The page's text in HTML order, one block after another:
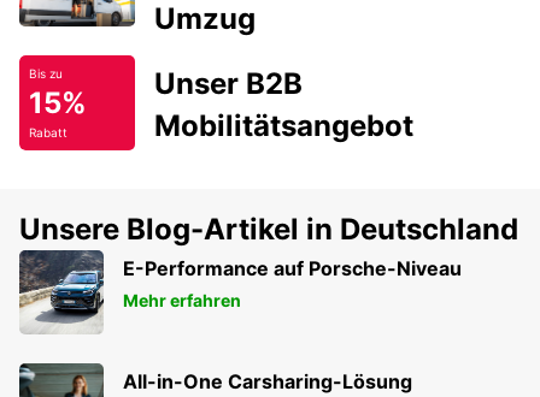
Umzug
Bis zu
15%
Rabatt
Unser B2B
Mobilitätsangebot
Unsere Blog-Artikel in Deutschland
E-Performance auf Porsche-Niveau
Mehr erfahren
All-in-One Carsharing-Lösung